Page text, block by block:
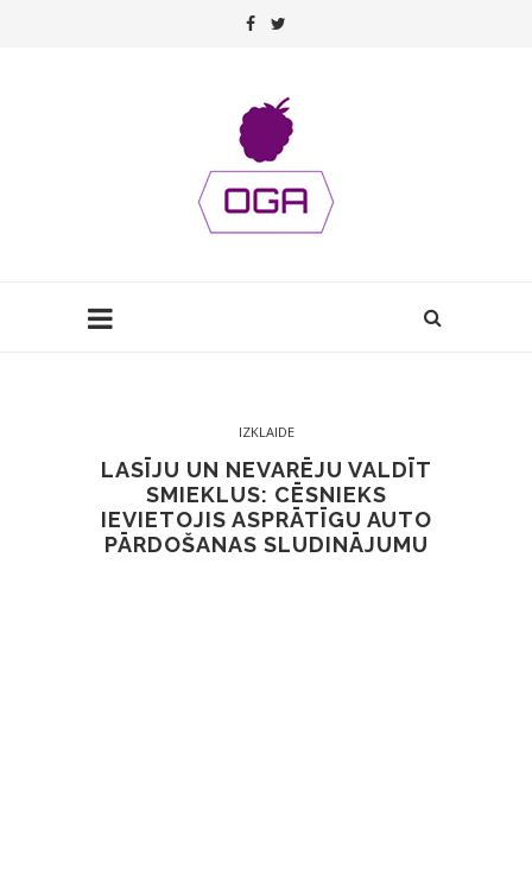
IZKLAIDE
LASĪJU UN NEVARĒJU VALDĪT
SMIEKLUS: CĒSNIEKS
IEVIETOJIS ASPRĀTĪGU AUTO
PĀRDOŠANAS SLUDINĀJUMU